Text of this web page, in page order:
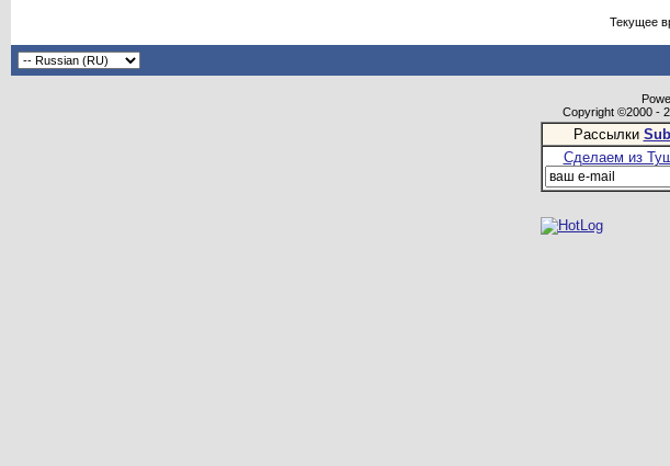
Текущее
Copyright ©2000 -
Рассылки
Сделаем из